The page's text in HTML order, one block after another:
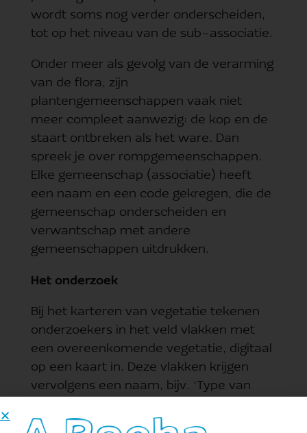
wordt soms nog verder onderscheiden,
tot op het niveau van de sub-associatie.
Onder meer als gevolg van de verarming
van de flora, zijn
plantengemeenschappen vaak niet
meer compleet aanwezig: de kop en de
staart ontbreken als het ware. Dan
spreek je over rompgemeenschappen.
Elke gemeenschap (associatie) heeft
een naam en een code gekregen, die de
gemeenschap onderscheiden en
verwantschap met andere
gemeenschappen uitdrukken.
Het onderzoek
Bij het karteren van vegetatie tekenen
onderzoekers in het veld vlakken met
een overeenkomende vegetatie, digitaal
op een kaart in. Deze vlakken krijgen
vervolgens een naam, bijv. ‘Type van
genoemde soorten het beeld bepalen